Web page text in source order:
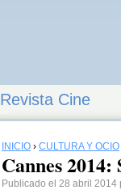
Revista Cine
INICIO › CULTURA Y OCIO
Cannes
Publicado el 28 abril 2014